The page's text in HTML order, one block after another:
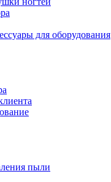
для оборудования
пыли